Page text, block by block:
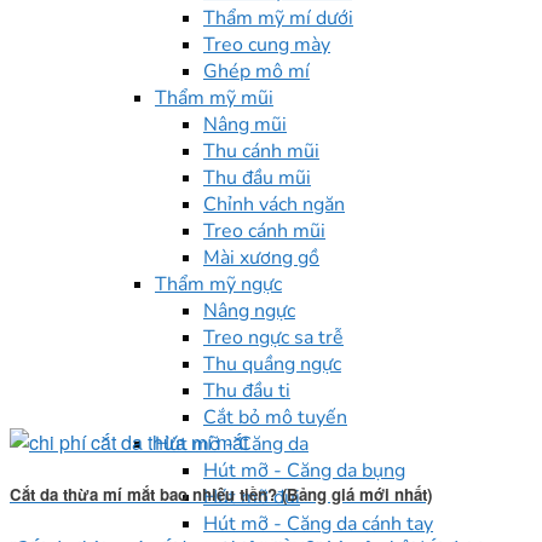
Thẩm mỹ mí dưới
Treo cung mày
Ghép mô mí
Thẩm mỹ mũi
Nâng mũi
Thu cánh mũi
Thu đầu mũi
Chỉnh vách ngăn
Treo cánh mũi
Mài xương gồ
Thẩm mỹ ngực
Nâng ngực
Treo ngực sa trễ
Thu quầng ngực
Thu đầu ti
Cắt bỏ mô tuyến
Hút mỡ - Căng da
Hút mỡ - Căng da bụng
Hút mỡ đùi
Hút mỡ - Căng da cánh tay
Cắt da thừa mí mắt bao nhiêu tiền? (Bảng giá mới nhất)